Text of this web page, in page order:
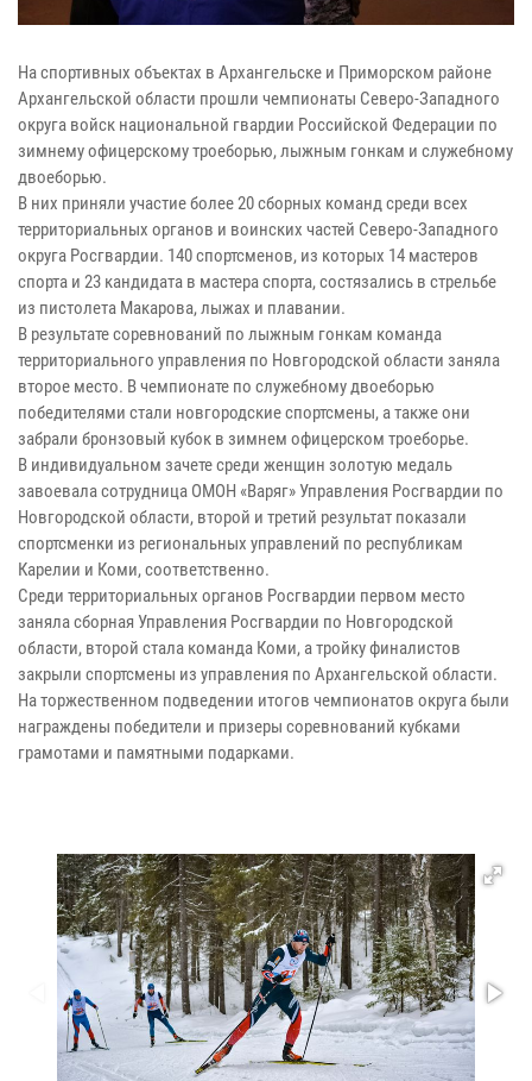
На спортивных объектах в Архангельске и Приморском районе
Архангельской области прошли чемпионаты Северо-Западного
округа войск национальной гвардии Российской Федерации по
зимнему офицерскому троеборью, лыжным гонкам и служебному
двоеборью.
В них приняли участие более 20 сборных команд среди всех
территориальных органов и воинских частей Северо-Западного
округа Росгвардии. 140 спортсменов, из которых 14 мастеров
спорта и 23 кандидата в мастера спорта, состязались в стрельбе
из пистолета Макарова, лыжах и плавании.
В результате соревнований по лыжным гонкам команда
территориального управления по Новгородской области заняла
второе место. В чемпионате по служебному двоеборью
победителями стали новгородские спортсмены, а также они
забрали бронзовый кубок в зимнем офицерском троеборье.
В индивидуальном зачете среди женщин золотую медаль
завоевала сотрудница ОМОН «Варяг» Управления Росгвардии по
Новгородской области, второй и третий результат показали
спортсменки из региональных управлений по республикам
Карелии и Коми, соответственно.
Среди территориальных органов Росгвардии первом место
заняла сборная Управления Росгвардии по Новгородской
области, второй стала команда Коми, а тройку финалистов
закрыли спортсмены из управления по Архангельской области.
На торжественном подведении итогов чемпионатов округа были
награждены победители и призеры соревнований кубками
грамотами и памятными подарками.